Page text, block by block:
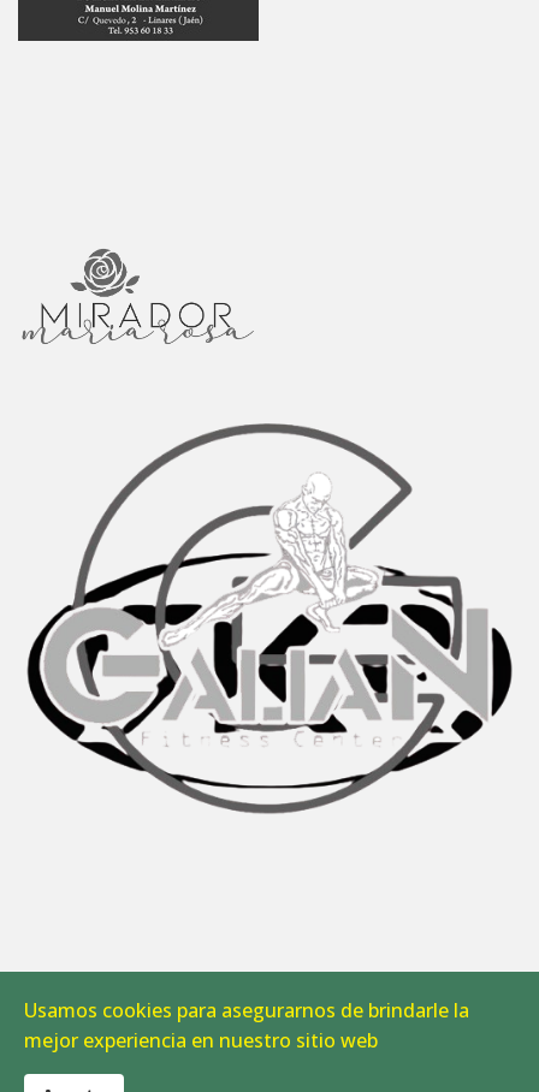
Aviso Legal |Política de Cookies
© 2026 CAB Linares. Todos los derechos reservados.
Usamos cookies para asegurarnos de brindarle la
mejor experiencia en nuestro sitio web